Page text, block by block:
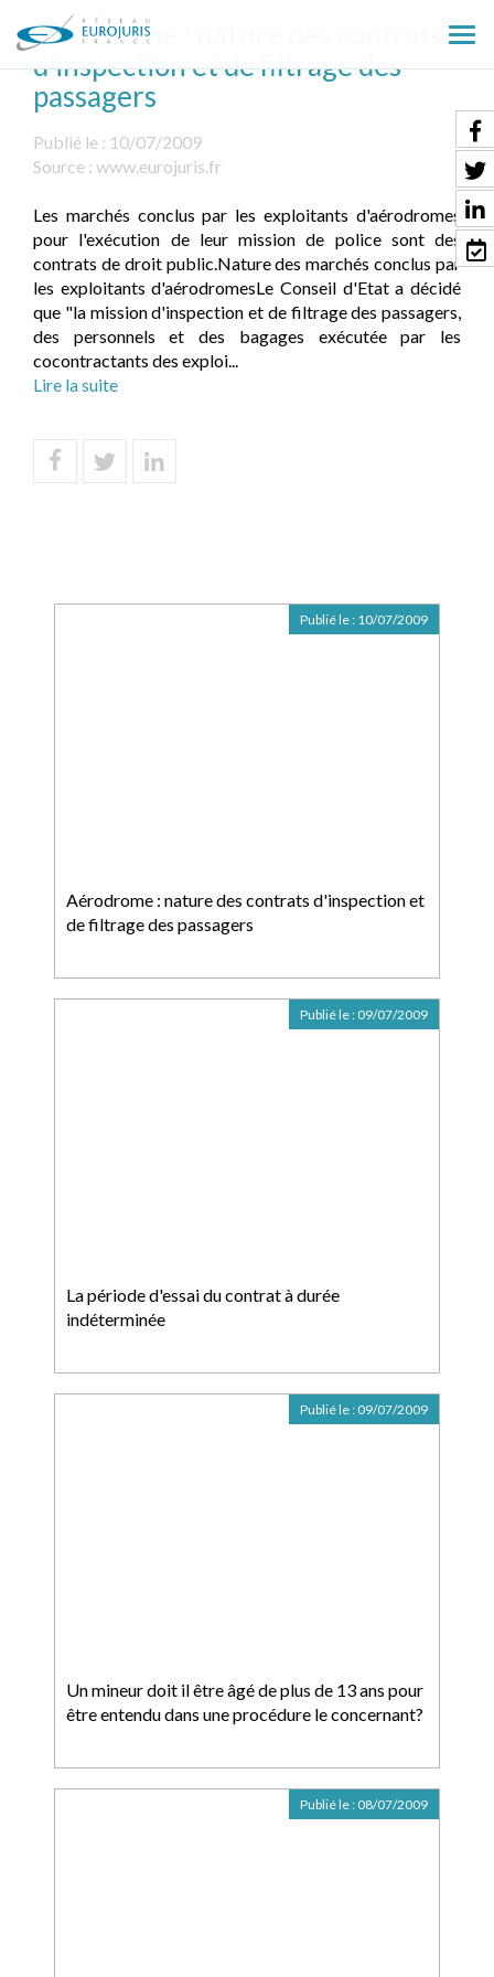
le
Aérodrome : nature des contrats
d'inspection et de filtrage des
passagers
Publié le : 10/07/2009
Source : www.eurojuris.fr
Les marchés conclus par les exploitants d'aérodromes
pour l'exécution de leur mission de police sont des
contrats de droit public.Nature des marchés conclus par
les exploitants d'aérodromesLe Conseil d'Etat a décidé
que "la mission d'inspection et de filtrage des passagers,
des personnels et des bagages exécutée par les
cocontractants des exploi...
Lire la suite
Aérodrome : nature des contrats d'inspection et
de filtrage des passagers
Publié le : 10/07/2009
La période d'essai du contrat à durée
indéterminée
Publié le : 09/07/2009
Un mineur doit il être âgé de plus de 13 ans pour
être entendu dans une procédure le concernant?
Publié le : 09/07/2009
Publié le : 08/07/2009